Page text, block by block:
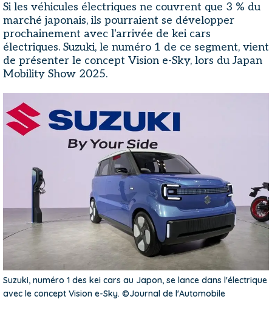
Si les véhicules électriques ne couvrent que 3 % du
marché japonais, ils pourraient se développer
prochainement avec l'arrivée de kei cars
électriques. Suzuki, le numéro 1 de ce segment, vient
de présenter le concept Vision e-Sky, lors du Japan
Mobility Show 2025.
Suzuki, numéro 1 des kei cars au Japon, se lance dans l'électrique
avec le concept Vision e-Sky. ©Journal de l'Automobile